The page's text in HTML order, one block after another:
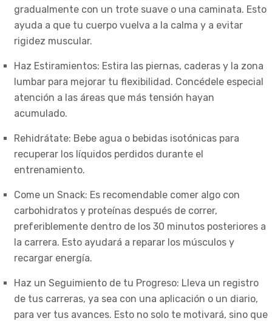
gradualmente con un trote suave o una caminata. Esto
ayuda a que tu cuerpo vuelva a la calma y a evitar
rigidez muscular.
Haz Estiramientos: Estira las piernas, caderas y la zona
lumbar para mejorar tu flexibilidad. Concédele especial
atención a las áreas que más tensión hayan
acumulado.
Rehidrátate: Bebe agua o bebidas isotónicas para
recuperar los líquidos perdidos durante el
entrenamiento.
Come un Snack: Es recomendable comer algo con
carbohidratos y proteínas después de correr,
preferiblemente dentro de los 30 minutos posteriores a
la carrera. Esto ayudará a reparar los músculos y
recargar energía.
Haz un Seguimiento de tu Progreso: Lleva un registro
de tus carreras, ya sea con una aplicación o un diario,
para ver tus avances. Esto no solo te motivará, sino que